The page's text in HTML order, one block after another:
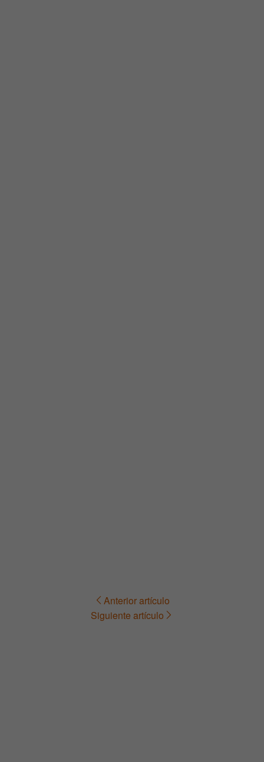
Navegación Anterior artículo
Siguiente artículo